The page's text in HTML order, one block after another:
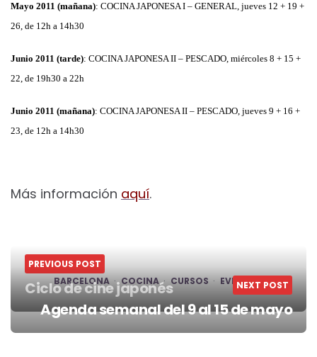
Mayo 2011 (mañana): COCINA JAPONESA I – GENERAL, jueves 12 + 19 +
26, de 12h a 14h30
Junio 2011 (tarde): COCINA JAPONESA II – PESCADO, miércoles 8 + 15 +
22, de 19h30 a 22h
Junio 2011 (mañana): COCINA JAPONESA II – PESCADO, jueves 9 + 16 +
23, de 12h a 14h30
Más información aquí.
BARCELONA COCINA CURSOS EVENTOS
Post
navigation
PREVIOUS POST
Ciclo de cine japonés NEXT POST
Agenda semanal del 9 al 15 de mayo